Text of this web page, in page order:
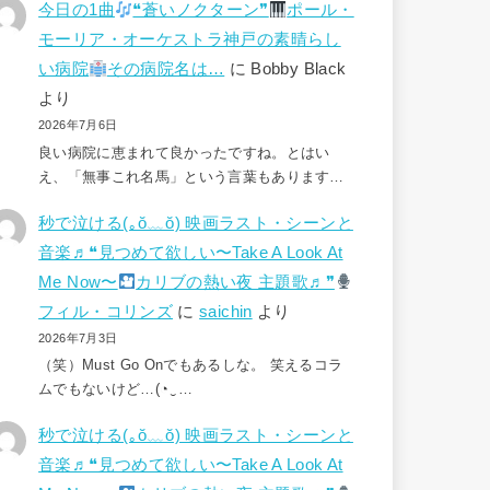
今日の1曲 ❝蒼いノクターン❞
ポール・
モーリア・オーケストラ神戸の素晴らし
い病院
その病院名は… に Bobby Black
より
2026年7月6日
良い病院に恵まれて良かったですね。とはい
え、「無事これ名馬」という言葉もあります…
秒で泣ける(⁠｡⁠ŏ⁠﹏⁠ŏ⁠) 映画ラスト・シーンと
音楽♬❝見つめて欲しい〜Take A Look At
Me Now〜
カリブの熱い夜 主題歌♬❞
フィル・コリンズ にsaichin より
2026年7月3日
（笑）Must Go Onでもあるしな。 笑えるコラ
ムでもないけど…(⁠◔⁠‿⁠…
秒で泣ける(⁠｡⁠ŏ⁠﹏⁠ŏ⁠) 映画ラスト・シーンと
音楽♬❝見つめて欲しい〜Take A Look At